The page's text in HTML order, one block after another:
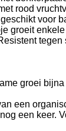
rood
voor
groeit
tegen
groei
een
een keer.